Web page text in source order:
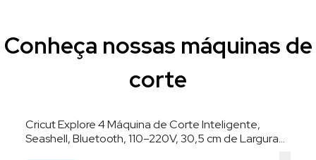
Conheça nossas máquinas de
corte
Cricut Explore 4 Máquina de Corte Inteligente,
Seashell, Bluetooth, 110–220V, 30,5 cm de Largura